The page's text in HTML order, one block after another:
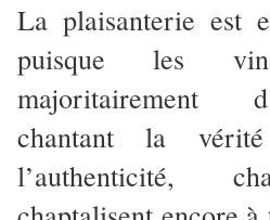
La plaisanterie est
puisque les
majoritairement
chantant la
l’authenticité,